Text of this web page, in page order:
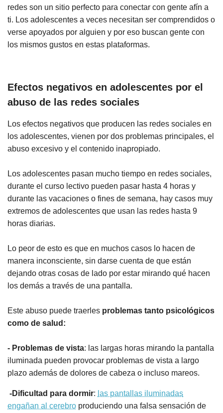
redes son un sitio perfecto para conectar con gente afín a
ti. Los adolescentes a veces necesitan ser comprendidos o
verse apoyados por alguien y por eso buscan gente con
los mismos gustos en estas plataformas.
Efectos negativos en adolescentes por el
abuso de las redes sociales
Los efectos negativos que producen las redes sociales en
los adolescentes, vienen por dos problemas principales, el
abuso excesivo y el contenido inapropiado.
Los adolescentes pasan mucho tiempo en redes sociales,
durante el curso lectivo pueden pasar hasta 4 horas y
durante las vacaciones o fines de semana, hay casos muy
extremos de adolescentes que usan las redes hasta 9
horas diarias.
Lo peor de esto es que en muchos casos lo hacen de
manera inconsciente, sin darse cuenta de que están
dejando otras cosas de lado por estar mirando qué hacen
los demás a través de una pantalla.
Este abuso puede traerles problemas tanto psicológicos
como de salud:
- Problemas de vista: las largas horas mirando la pantalla
iluminada pueden provocar problemas de vista a largo
plazo además de dolores de cabeza o incluso mareos.
-Dificultad para dormir: las pantallas iluminadas
engañan al cerebro produciendo una falsa sensación de